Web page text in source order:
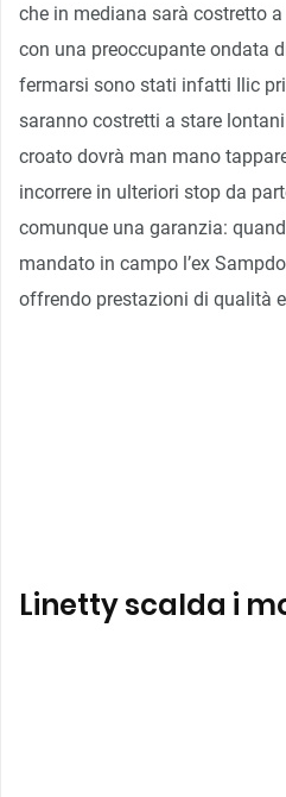
che in mediana sarà costretto
con una preoccupante ondata
fermarsi sono stati infatti Ilic
saranno costretti a stare
croato dovrà man mano
incorrere in ulteriori stop da
comunque una garanzia:
mandato in campo l’ex
offrendo prestazioni di qualità
Linetty scalda i